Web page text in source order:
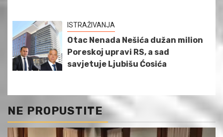
ISTRAŽIVANJA
Otac Nenada Nešića dužan milion
Poreskoj upravi RS, a sad
savjetuje Ljubišu Ćosića
NE PROPUSTITE